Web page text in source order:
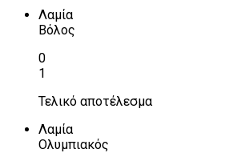
Λαμία
Βόλος
0
1
Τελικό αποτέλεσμα
Λαμία
Ολυμπιακός